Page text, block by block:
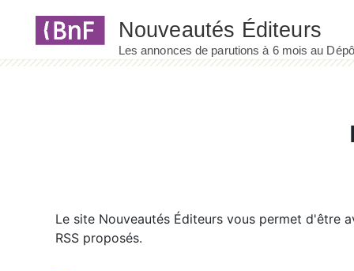
Le site Nouveautés Éditeurs vous permet d'être
RSS proposés.